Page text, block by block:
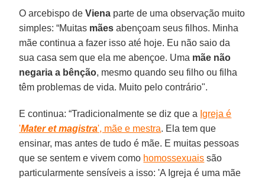
O arcebispo deViena parte de uma observação muito
simples: “Muitas mães abençoam seus filhos. Minha
mãe continua a fazer isso até hoje. Eu não saio da
sua casa sem que ela me abençoe. Uma mãe não
negaria a bênção, mesmo quando seu filho ou filha
têm problemas de vida. Muito pelo contrário".
E continua: “Tradicionalmente se diz que a Igreja é
'Mater et magistra', mãe e mestra. Ela tem que
ensinar, mas antes de tudo é mãe. E muitas pessoas
que se sentem e vivem como homossexuais são
particularmente sensíveis a isso: 'A Igreja é uma mãe